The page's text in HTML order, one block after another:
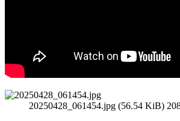
20250428_061454.jpg (56.54 KiB)